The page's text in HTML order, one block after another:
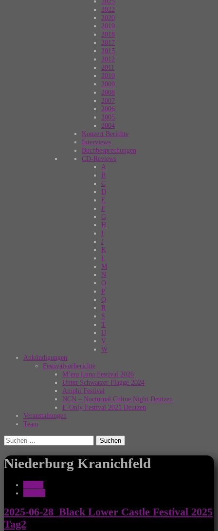
2022
2020
2019
2018
2017
2015
2012
2011
2010
2009
2008
2007
2006
2005
2004
Konzert Berichte
Interviews
Buchbesprechungen
CD-Reviews
A
B
C
D
E
F
G
H
I
J
K
L
M
N
O
P
Q
R
S
T
U
V
W
Ankündigungen
Festivalvorberichte
M’era Luna Festival 2026
Unter Schwarzer Flagge 2024
Amphi Festival
NCN – Nocturnal Cultue Night Deutzen
E-Only Festival 2021 Deutzen
Veranstaltungen
Team
Suchen
nach:
Niederburg Kranichfeld
2025-06-28_Black Lower Castle Festival 2025
Tag2